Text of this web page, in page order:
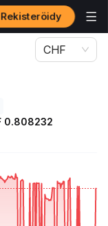
Rekisteröidy
CHF
0.808232